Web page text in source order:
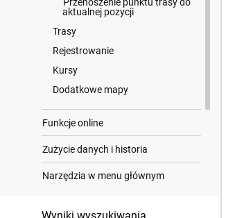
aktualnej pozycji
Trasy
Rejestrowanie
Kursy
Dodatkowe mapy
Funkcje online
Zużycie danych i historia
Narzędzia w menu głównym